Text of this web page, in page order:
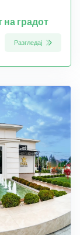
градот
Разгледај